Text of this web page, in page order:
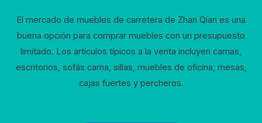
El mercado de muebles de carretera de Zhan Qian es una
buena opción para comprar muebles con un presupuesto
limitado. Los artículos típicos a la venta incluyen camas,
escritorios, sofás cama, sillas, muebles de oficina, mesas,
cajas fuertes y percheros.